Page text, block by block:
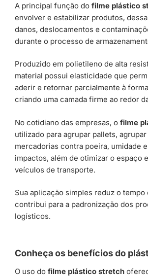
A principal função do filme plástico
envolver e estabilizar produtos,
danos, deslocamentos e
durante o processo de
Produzido em polietileno de alta
material possui elasticidade que
aderir e retornar parcialmente à
criando uma camada firme ao redor
No cotidiano das empresas, o filme
utilizado para agrupar pallets,
mercadorias contra poeira, umidade
impactos, além de otimizar o espaço
veículos de transporte.
Sua aplicação simples reduz o tempo
contribui para a padronização dos
logísticos.
Conheça os benefícios do
O uso do filme plástico stretch